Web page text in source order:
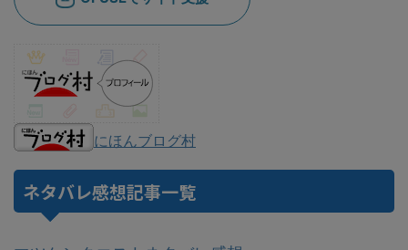
にほんブログ村
ネタバレ感想記事一覧